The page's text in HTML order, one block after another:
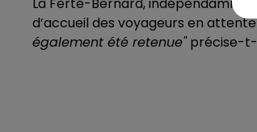
La Ferté-Bernard,
d’accueil des voyageurs en
également été retenue"précise-t-